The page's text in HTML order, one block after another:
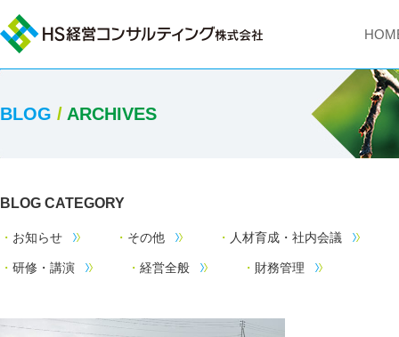
BLOG / ARCHIVES
BLOG CATEGORY
お知らせ その他 人材育成・社内会議
研修・講演 経営全般 財務管理